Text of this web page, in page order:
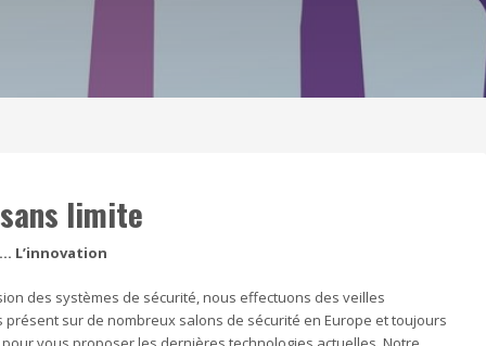
limite
L’innovation
des systèmes de sécurité, nous effectuons des veilles
présent sur de nombreux salons de sécurité en Europe et toujours